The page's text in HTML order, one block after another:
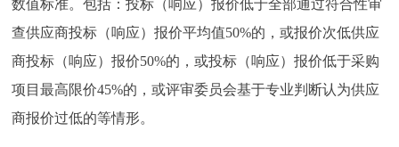
数值标准。包括：投标（响应）报价低于全部通过符合性审
查供应商投标（响应）报价平均值50%的，或报价次低供应
商投标（响应）报价50%的，或投标（响应）报价低于采购
项目最高限价45%的，或评审委员会基于专业判断认为供应
商报价过低的等情形。